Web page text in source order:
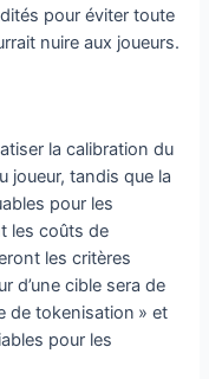
pour éviter toute
nuire aux joueurs.
la calibration du
joueur, tandis que la
pour les
les coûts de
les critères
d’une cible sera de
de tokenisation » et
pour les